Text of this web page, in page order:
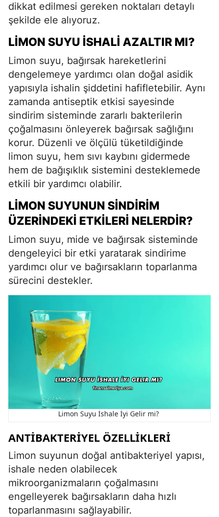
dikkat edilmesi gereken noktaları detaylı
şekilde ele alıyoruz.
LIMON SUYU İSHALI AZALTIR MI?
Limon suyu, bağırsak hareketlerini
dengelemeye yardımcı olan doğal asidik
yapısıyla ishalin şiddetini hafifletebilir. Aynı
zamanda antiseptik etkisi sayesinde
sindirim sisteminde zararlı bakterilerin
çoğalmasını önleyerek bağırsak sağlığını
korur. Düzenli ve ölçülü tüketildiğinde
limon suyu, hem sıvı kaybını gidermede
hem de bağışıklık sistemini desteklemede
etkili bir yardımcı olabilir.
LIMON SUYUNUN SINDIRIM
ÜZERINDEKI ETKILERI NELERDIR?
Limon suyu, mide ve bağırsak sisteminde
dengeleyici bir etki yaratarak sindirime
yardımcı olur ve bağırsakların toparlanma
sürecini destekler.
Limon Suyu İshale İyi Gelir mi?
ANTIBAKTERIYEL ÖZELLIKLERI
Limon suyunun doğal antibakteriyel yapısı,
ishale neden olabilecek
mikroorganizmaların çoğalmasını
engelleyerek bağırsakların daha hızlı
toparlanmasını sağlayabilir.